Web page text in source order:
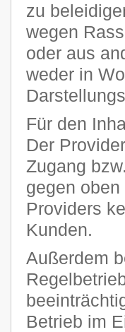
zu
wegen
oder aus
weder in
Für den
Der
Zugang
gegen
Providers
Kunden.
Außerdem
Betrieb im